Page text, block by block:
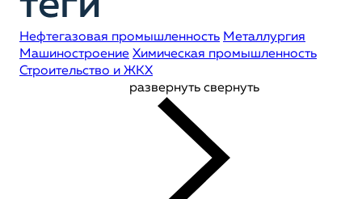
Нефтегазовая промышленность Металлургия
Машиностроение Химическая промышленность
Строительство и ЖКХ
развернуть свернуть